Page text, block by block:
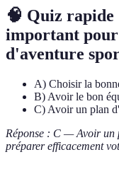
🧠 Quiz rapide
important
d'aventure
A) Choisir la
B) Avoir le bon
C) Avoir un plan
Réponse : C — Avoir un
préparer efficacement